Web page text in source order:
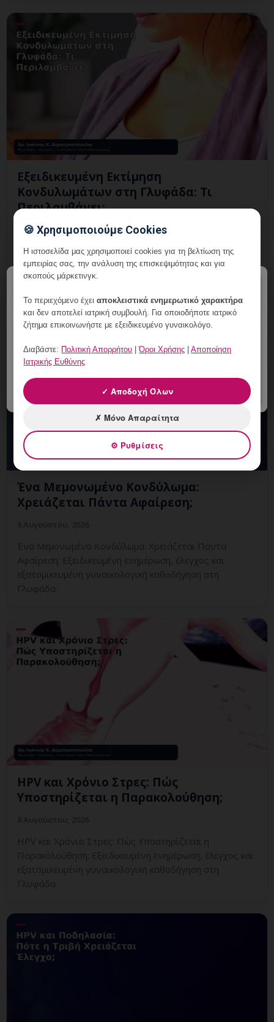
Εξειδικευμένη Εκτίμηση
Κονδυλωμάτων στη Γλυφάδα: Τι
Περιλαμβάνει;
8 Αυγούστου, 2026
Εξειδικευμένη Εκτίμηση Κονδυλωμάτων στη Γλυφάδα:
Τι Περιλαμβάνει; Εξειδικευμένη ενημέρωση, έλεγχος και
εξατομικευμένη γυναικολογική καθοδήγηση στη
Ένα Μεμονωμένο Κονδύλωμα:
Χρειάζεται Πάντα Αφαίρεση;
Ένα Μεμονωμένο Κονδύλωμα: Χρειάζεται Πάντα
Αφαίρεση; Εξειδικευμένη ενημέρωση, έλεγχος και
εξατομικευμένη γυναικολογική καθοδήγηση στη
Γλυφάδα.
HPV και Χρόνιο Στρες: Πώς
Υποστηρίζεται η Παρακολούθηση;
HPV και Χρόνιο Στρες: Πώς Υποστηρίζεται η
Παρακολούθηση; Εξειδικευμένη ενημέρωση, έλεγχος και
εξατομικευμένη γυναικολογική καθοδήγηση στη
Γλυφάδα.
🍪 Χρησιμοποιούμε Cookies
Η ιστοσελίδα μας χρησιμοποιεί cookies για τη βελτίωση της
εμπειρίας σας, την ανάλυση της επισκεψιμότητας και για
σκοπούς μάρκετινγκ.
Το περιεχόμενο έχειαποκλειστικά ενημερωτικό χαρακτήρα
και δεν αποτελεί ιατρική συμβουλή. Για οποιοδήποτε ιατρικό
ζήτημα επικοινωνήστε με εξειδικευμένο γυναικολόγο.
Διαβάστε: Πολιτική Απορρήτου |Όροι Χρήσης |Αποποίηση
Ιατρικής Ευθύνης
✓ Αποδοχή Όλων
✗ Μόνο Απαραίτητα
⚙ Ρυθμίσεις